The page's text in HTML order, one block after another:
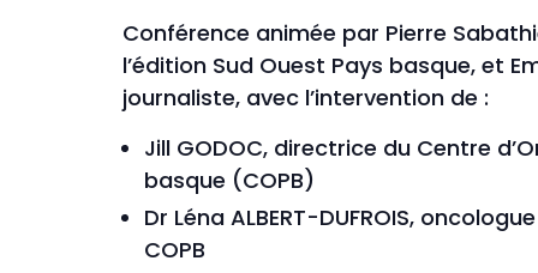
Conférence animée par Pierre
l’édition Sud Ouest Pays basque, et
journaliste, avec l’intervention de :
Jill GODOC, directrice du Centre
basque (COPB)
Dr Léna ALBERT-DUFROIS,
COPB